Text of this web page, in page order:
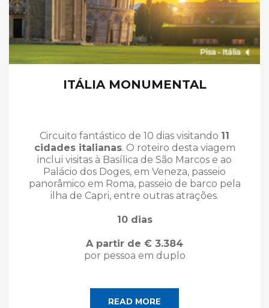
ITÁLIA MONUMENTAL
Circuito fantástico de 10 dias visitando 11
cidades italianas. O roteiro desta viagem
inclui visitas à Basílica de São Marcos e ao
Palácio dos Doges, em Veneza, passeio
panorâmico em Roma, passeio de barco pela
ilha de Capri, entre outras atrações.
10 dias
A partir de € 3.384
por pessoa em duplo
READ MORE